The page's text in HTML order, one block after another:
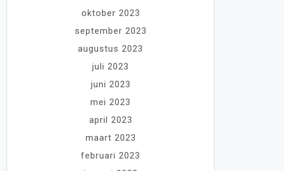
oktober 2023
september 2023
augustus 2023
juli 2023
juni 2023
mei 2023
april 2023
maart 2023
februari 2023